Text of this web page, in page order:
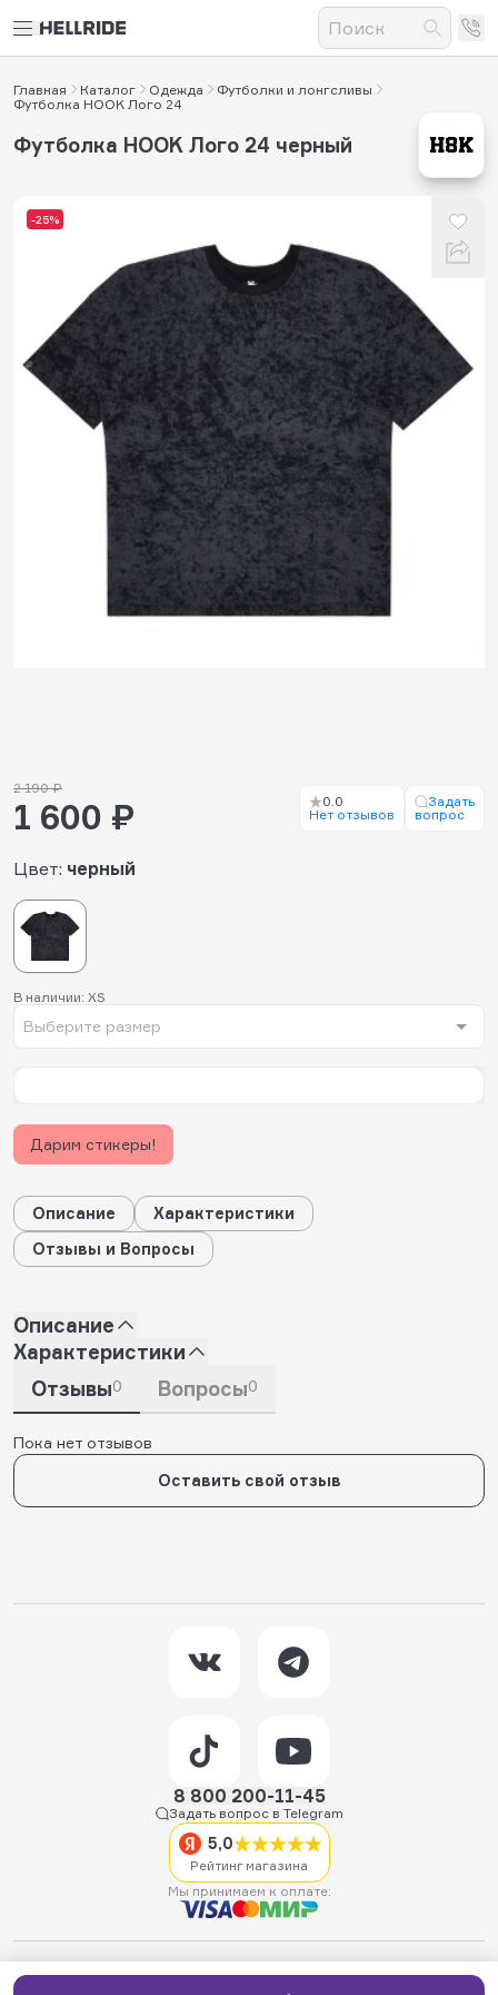
Главная Каталог Одежда
Футболки и лонгсливы
Футболка HOOK Лого 24
-25%
Футболка HOOK Лого 24 черный
Цвет: черный
В наличии: XS
Выберите размер
2 190 ₽
1 600 ₽
0.0
Нет отзывов
Задать
вопрос
Дарим стикеры!
Описание
Характеристики
Отзывы и Вопросы
Описание
Характеристики
Отзывы0 Вопросы0
Пока нет отзывов
Оставить свой отзыв
8 800 200-11-45
Задать вопрос в Telegram
5,0
Рейтинг магазина
Мы принимаем к оплате: